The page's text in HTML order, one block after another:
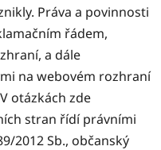
Práva a povinnosti
řádem,
a dále
na webovém rozhraní
otázkách zde
stran řídí právními
2012 Sb., občanský